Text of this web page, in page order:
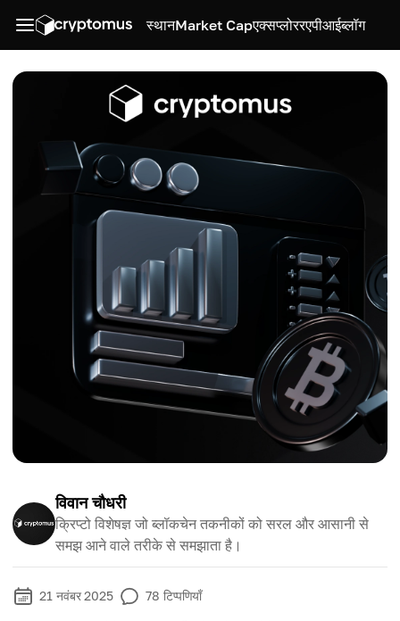
स्थानMarket Capएक्सप्लोररएपीआईब्लॉग
विवान चौधरी
क्रिप्टो विशेषज्ञ जो ब्लॉकचेन तकनीकों को सरल और आसानी से
समझ आने वाले तरीके से समझाता है।
21 नवंबर 2025 78 टिप्पणियाँ